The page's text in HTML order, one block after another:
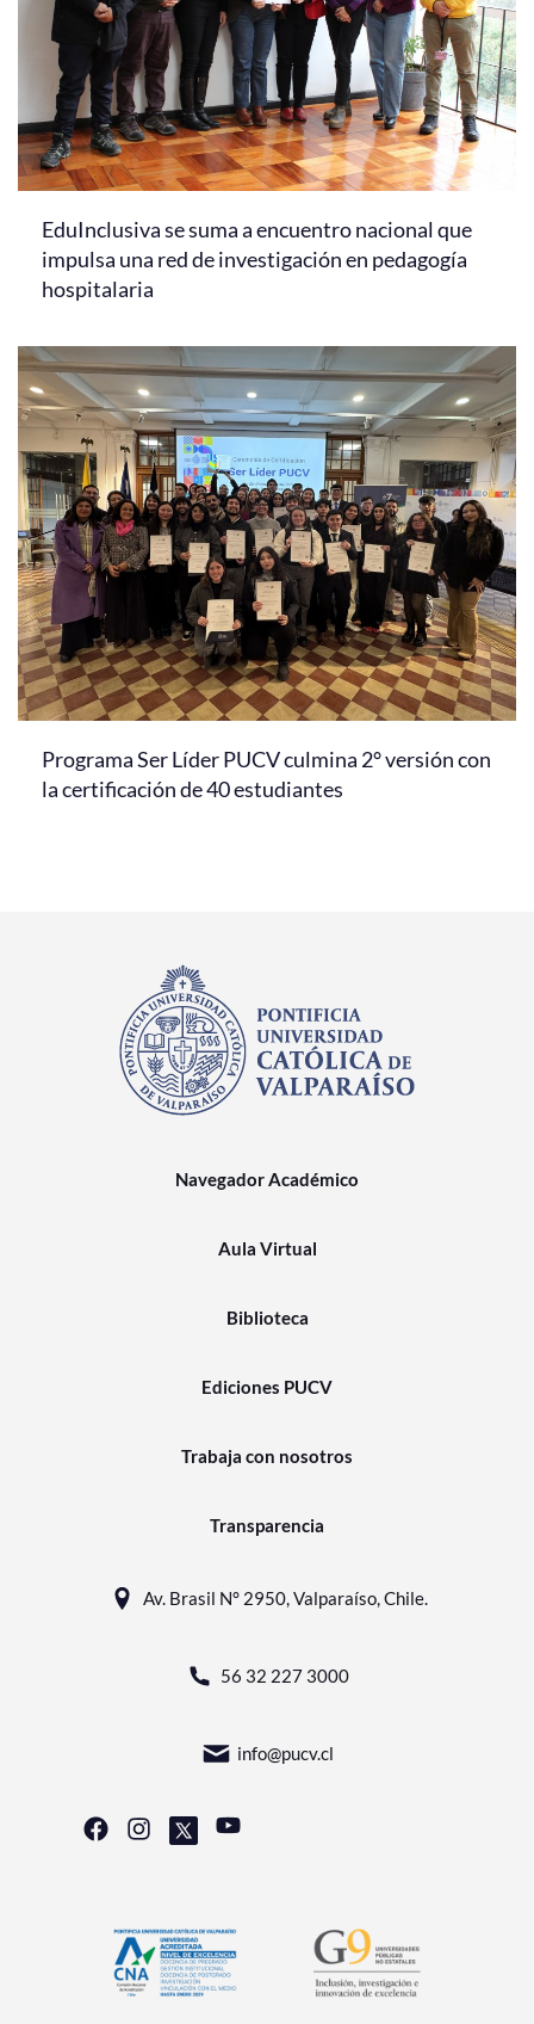
EduInclusiva se suma a encuentro nacional que
impulsa una red de investigación en pedagogía
hospitalaria
Programa Ser Líder PUCV culmina 2° versión con
la certificación de 40 estudiantes
Navegador Académico
Aula Virtual
Biblioteca
Ediciones PUCV
Trabaja con nosotros
Transparencia
Av. Brasil N° 2950, Valparaíso, Chile.
56 32 227 3000
info@pucv.cl